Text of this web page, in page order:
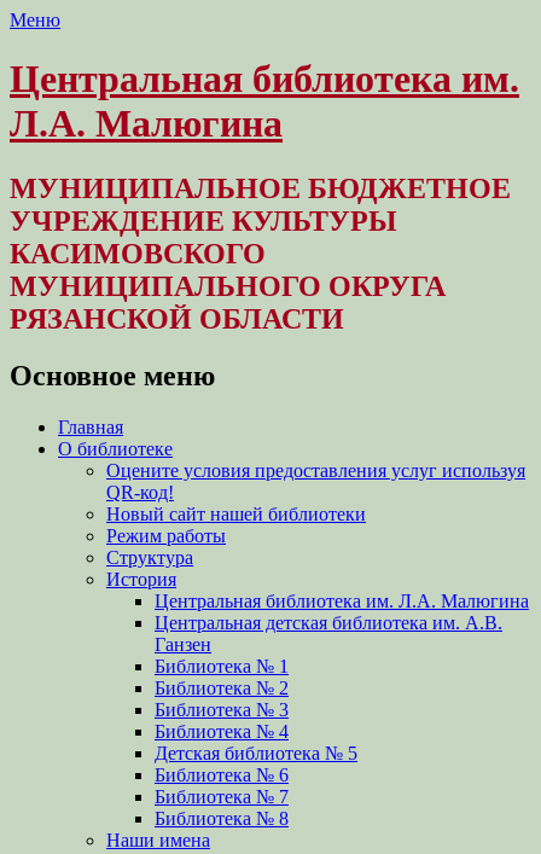
Меню
Центральная библиотека им.
Л.А. Малюгина
МУНИЦИПАЛЬНОЕ БЮДЖЕТНОЕ
УЧРЕЖДЕНИЕ КУЛЬТУРЫ
КАСИМОВСКОГО
МУНИЦИПАЛЬНОГО ОКРУГА
РЯЗАНСКОЙ ОБЛАСТИ
Основное меню
Перейти
содержимому
Главная
О библиотеке
Оцените условия предоставления услуг используя
QR-код!
Новый сайт нашей библиотеки
Режим работы
Структура
История
Центральная библиотека им. Л.А. Малюгина
Центральная детская библиотека им. А.В.
Ганзен
Библиотека № 1
Библиотека № 2
Библиотека № 3
Библиотека № 4
Детская библиотека № 5
Библиотека № 6
Библиотека № 7
Библиотека № 8
Наши имена